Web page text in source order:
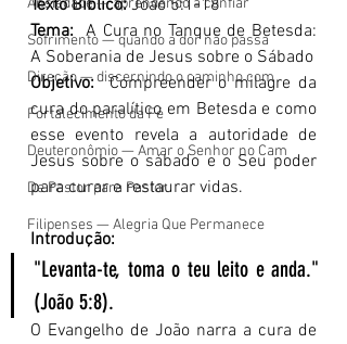
Ansiedade — aprendendo a confiar
Sofrimento — quando a dor não passa
Direção — discernindo o caminho com
Fortalecimento da Fé
Deuteronômio — Amar o Senhor no Cam
De Pastor para Pastor
Filipenses — Alegria Que Permanece
Texto Bíblico: João 5:1-18
Tema: A Cura no Tanque de Betesda:
A Soberania de Jesus sobre o Sábado
Objetivo: Compreender o milagre da
cura do paralítico em Betesda e como
esse evento revela a autoridade de
Jesus sobre o sábado e o Seu poder
para curar e restaurar vidas.
Introdução:
"Levanta-te, toma o teu leito e anda."
(João 5:8).
O Evangelho de João narra a cura de